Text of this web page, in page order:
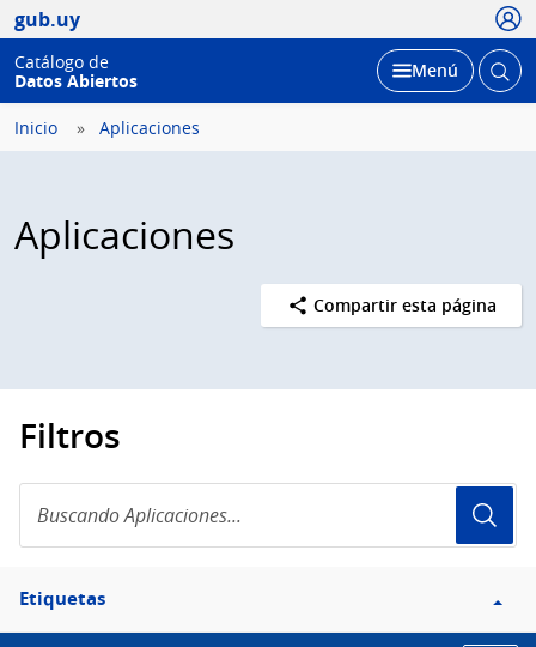
gub.uy
Catálogo de
Datos Abiertos
Desplegar
Menú Abrir
Inicio Aplicaciones
Aplicaciones
Compartir esta página
Filtros
Aplicaciones...
Filtro
Etiquetas
Etiquetas